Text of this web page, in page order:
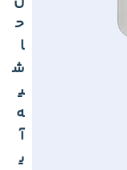
ح
ا
ش
ی
ه
آ
ی